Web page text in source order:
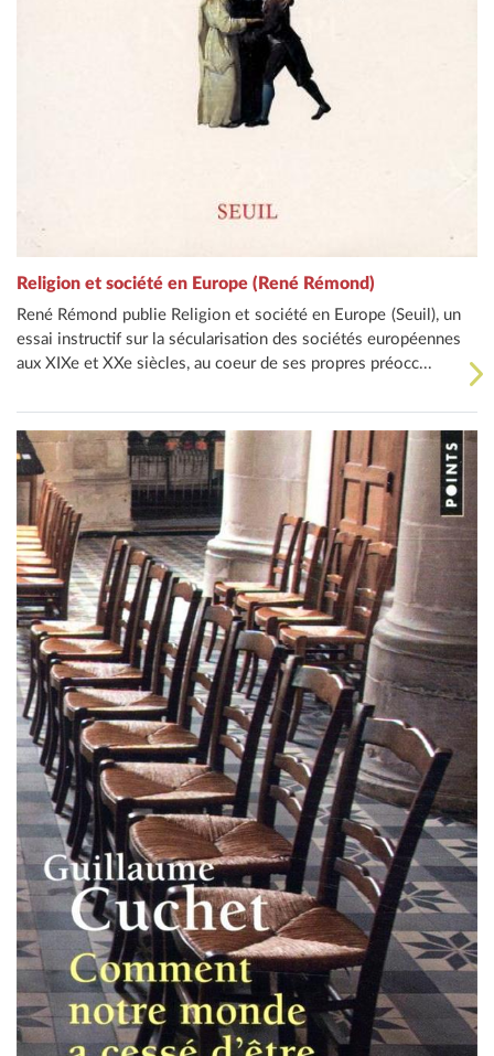
Religion et société en Europe (René Rémond)
René Rémond publie Religion et société en Europe (Seuil), un
essai instructif sur la sécularisation des sociétés européennes
aux XIXe et XXe siècles, au coeur de ses propres préocc...